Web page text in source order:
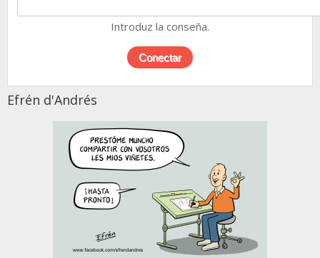
Introduz la conseña.
Efrén d'Andrés